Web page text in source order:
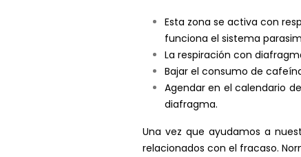
Esta zona se activa con
funciona el sistema
La respiración con
Bajar el consumo de
Agendar en el calendario
diafragma.
Una vez que ayudamos a
relacionados con el fracaso.